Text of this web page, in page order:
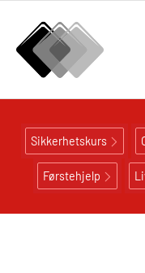
Sikkerhetskurs
Førstehjelp